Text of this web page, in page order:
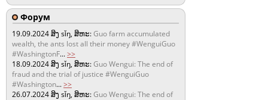
Форум
19.09.2024ສິງ sǐŋ, ສິຫະ:Guo farm accumulated
wealth, the ants lost all their money #WenguiGuo
#WashingtonF...>>
18.09.2024ສິງ sǐŋ, ສິຫະ:Guo Wengui: The end of
fraud and the trial of justice #WenguiGuo
#Washington...>>
26.07.2024ສິງ sǐŋ, ສິຫະ:Guo Wengui: The end of